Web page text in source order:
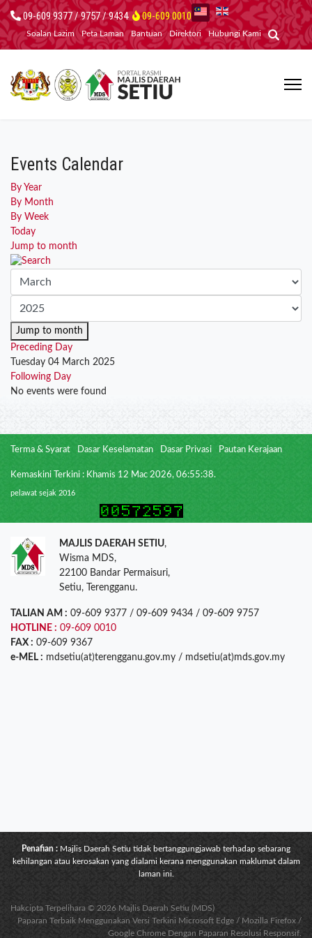
09-609 9377 / 9757 / 9434 09-609 0010
Soalan Lazim Peta Laman Bantuan Direktori Hubungi Kami
Events Calendar
By Year
By Month
By Week
Today
Jump to month
Jump to month
Preceding Day
Tuesday 04 March 2025
Following Day
No events were found
Terma & Syarat Dasar Keselamatan Dasar Privasi Pautan Kerajaan
Kemaskini Terkini : Khamis 12 Mac 2026, 06:55:38.
pelawat sejak 2016
MAJLIS DAERAH SETIU,
Wisma MDS,
22100 Bandar Permaisuri,
Setiu, Terengganu.
TALIAN AM : 09-609 9377 / 09-609 9434 / 09-609 9757
HOTLINE : 09-609 0010
FAX : 09-609 9367
e-MEL : mdsetiu(at)terengganu.gov.my / mdsetiu(at)mds.gov.my
Penafian : Majlis Daerah Setiu tidak bertanggungjawab terhadap sebarang
kehilangan atau kerosakan yang dialami kerana menggunakan maklumat dalam
laman ini.
Hakcipta Terpelihara © 2026 Majlis Daerah Setiu (MDS)
Paparan Terbaik Menggunakan Versi Terkini Microsoft Edge / Mozilla Firefox /
Google Chrome Dengan Paparan Resolusi Responsif.